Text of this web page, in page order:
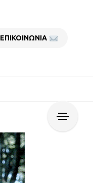
ΕΠΙΚΟΙΝΩΝΙΑ